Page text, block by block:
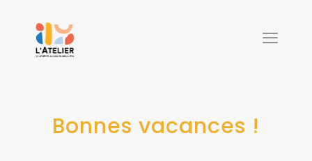
Bonnes vacances !